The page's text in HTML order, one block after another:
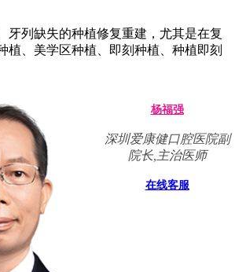
牙列缺失的种植修复重建，尤其是在复
植、美学区种植、即刻种植、种植即刻
杨福强
深圳爱康健口腔医院副
院长,主治医师
在线客服